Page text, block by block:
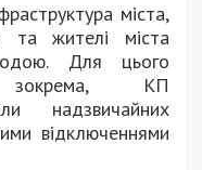
міста,
та жителі міста
Для цього
зокрема, КП
надзвичайних
відключеннями